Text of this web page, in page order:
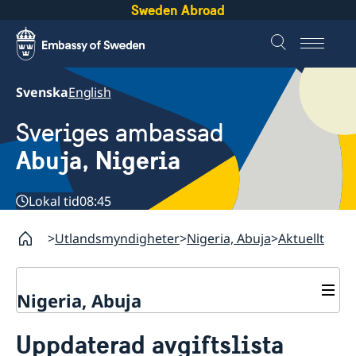
Sweden Abroad
SvenskaEnglish
Sveriges ambassad
Abuja, Nigeria
Lokal tid08:45
Utlandsmyndigheter Nigeria, Abuja Aktuellt
Nigeria, Abuja
Om oss
Uppdaterad avgiftslista